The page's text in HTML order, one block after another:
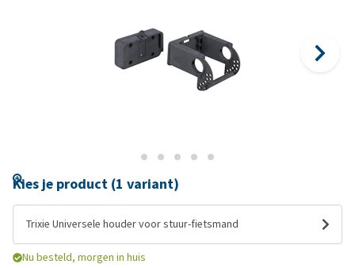
Kies je product (1 variant)
Trixie Universele houder voor stuur-fietsmand
Nu besteld, morgen in huis